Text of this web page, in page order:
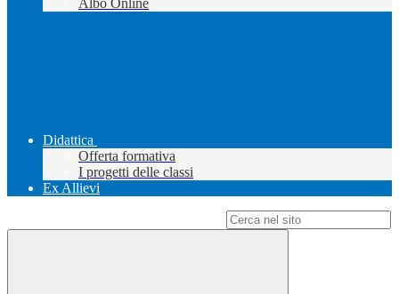
Albo Online
Didattica
Offerta formativa
I progetti delle classi
Ex Allievi